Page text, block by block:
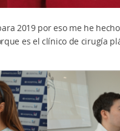
2019 por eso me he
es el clínico de cirugía